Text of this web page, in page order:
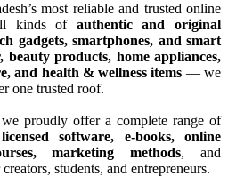
most reliable and trusted online
kinds of authentic and original
gadgets, smartphones, and smart
beauty products, home appliances,
and health & wellness items — we
one trusted roof.
proudly offer a complete range of
licensed software, e-books, online
marketing methods, and
students, and entrepreneurs.